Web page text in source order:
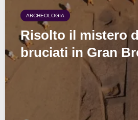
ARCHEOLOGIA
Risolto il mistero
bruciati in Gran